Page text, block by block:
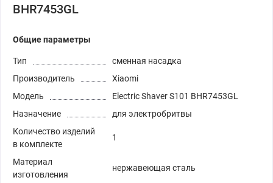
BHR7453GL
Общие параметры
Тип
сменная насадка
Производитель
Xiaomi
Модель
Electric Shaver S101 BHR7453GL
Назначение
для электробритвы
Количество изделий
в комплекте
1
Материал
изготовления
нержавеющая сталь